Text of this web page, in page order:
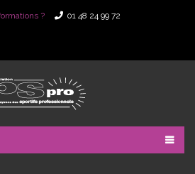
? 01 48 24 99 72